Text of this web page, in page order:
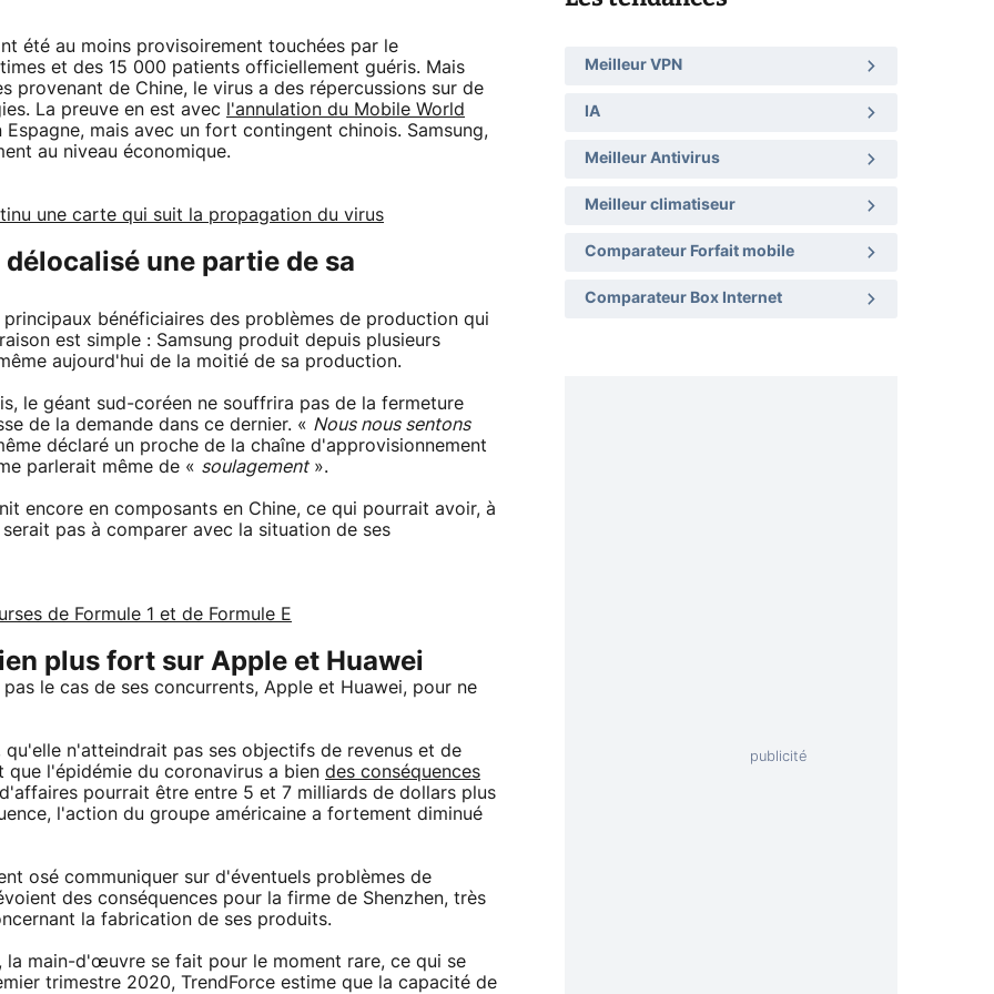
été au moins provisoirement touchées par le
et des 15 000 patients officiellement guéris. Mais
provenant de Chine, le virus a des répercussions sur de
La preuve en est avec
l'annulation du Mobile World
mais avec un fort contingent chinois. Samsung,
au niveau économique.
une carte qui suit la propagation du virus
une partie de sa
bénéficiaires des problèmes de production qui
est simple : Samsung produit depuis plusieurs
aujourd'hui de la moitié de sa production.
le géant sud-coréen ne souffrira pas de la fermeture
de la demande dans ce dernier. « Nous nous sentons
déclaré un proche de la chaîne d'approvisionnement
parlerait même de « soulagement».
encore en composants en Chine, ce qui pourrait avoir, à
pas à comparer avec la situation de ses
de Formule 1 et de Formule E
plus fort sur Apple et Huawei
le cas de ses concurrents, Apple et Huawei, pour ne
n'atteindrait pas ses objectifs de revenus et de
que l'épidémie du coronavirus a bien des conséquences
pourrait être entre 5 et 7 milliards de dollars plus
l'action du groupe américaine a fortement diminué
osé communiquer sur d'éventuels problèmes de
des conséquences pour la firme de Shenzhen, très
la fabrication de ses produits.
la main-d'œuvre se fait pour le moment rare, ce qui se
trimestre 2020, TrendForce estime que la capacité de
Meilleur VPN
IA
Meilleur Antivirus
Meilleur climatiseur
Comparateur Forfait mobile
Comparateur Box Internet